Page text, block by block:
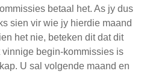
betaal het. As jy dus
sien vir wie jy hierdie maand
het nie, beteken dit dat dit
begin-kommissies is
U sal volgende maand en